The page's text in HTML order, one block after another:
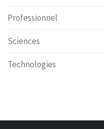
Professionnel
Sciences
Technologies